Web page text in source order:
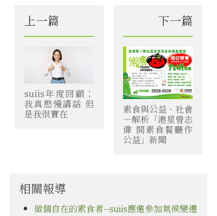
上一篇
suiis年度回顧：
我真憨慢講話 但
是我很實在
下一篇
素食與公益、社會
—解析「港星曾志
偉 開素食餐廳作
公益」新聞
相關報導
做個自在的素食者--suiis應邀參加氣候變遷